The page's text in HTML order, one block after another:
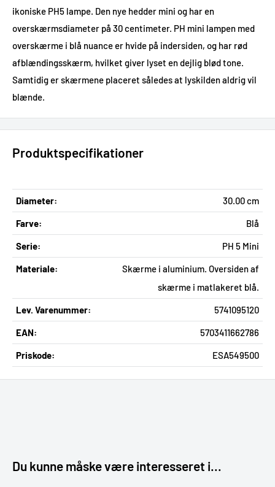
ikoniske PH5 lampe. Den nye hedder mini og har en
overskærmsdiameter på 30 centimeter. PH mini lampen med
overskærme i blå nuance er hvide på indersiden, og har rød
afblændingsskærm, hvilket giver lyset en dejlig blød tone.
Samtidig er skærmene placeret således at lyskilden aldrig vil
blænde.
Produktspecifikationer
Diameter: 30.00 cm
Farve: Blå
Serie: PH 5 Mini
Materiale:
Skærme i aluminium. Oversiden af
skærme i matlakeret blå.
Lev. Varenummer: 5741095120
EAN: 5703411662786
Priskode: ESA549500
Du kunne måske være interesseret i...